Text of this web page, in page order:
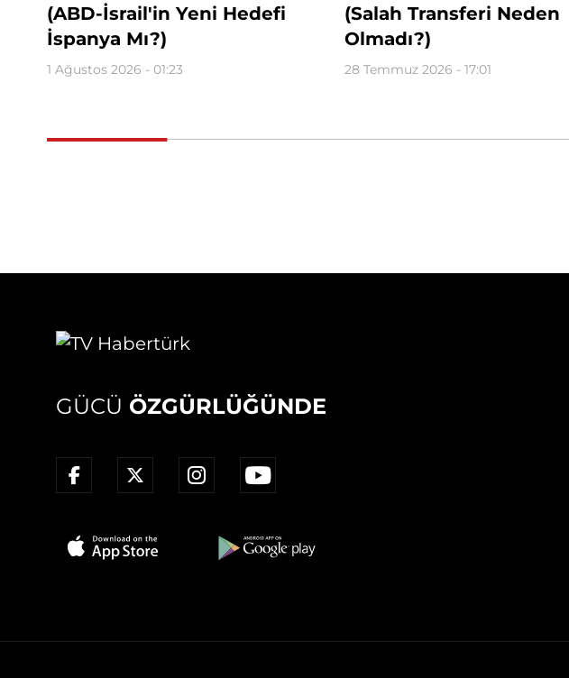
(ABD-İsrail'in Yeni Hedefi
İspanya Mı?)
1 Ağustos 2026 - 01:23
(Salah Transferi Neden
Olmadı?)
28 Temmuz 2026 - 17:01
GÜCÜ ÖZGÜRLÜĞÜNDE